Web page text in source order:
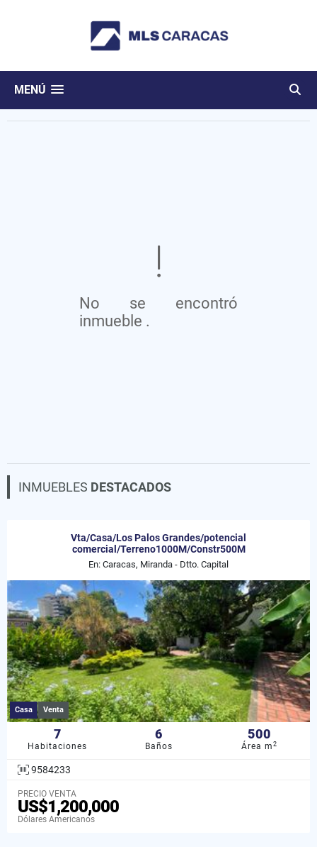
MENÚ
No se encontró
inmueble .
INMUEBLES DESTACADOS
Vta/Casa/Los Palos Grandes/potencial
comercial/Terreno1000M/Constr500M
En: Caracas, Miranda - Dtto. Capital
Casa Venta
7
Habitaciones
6
Baños
500
Área m2
9584233
PRECIO VENTA
US$1,200,000
Dólares Americanos